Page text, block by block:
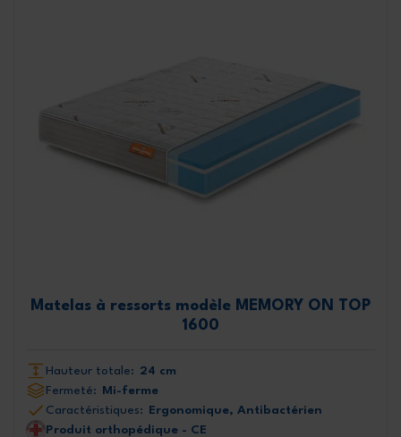
Matelas à ressorts modèle MEMORY ON TOP
1600
Hauteur totale: 24 cm
Fermeté: Mi-ferme
Caractéristiques: Ergonomique, Antibactérien
Produit orthopédique - CE